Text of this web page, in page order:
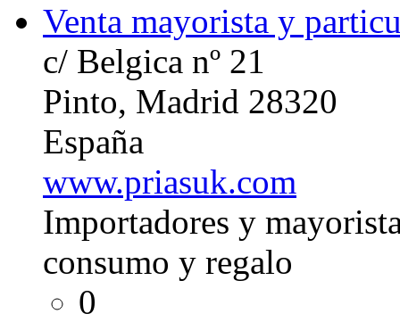
Venta mayorista y
c/ Belgica nº 21
Pinto, Madrid 28320
España
www.priasuk.com
Importadores y
consumo y regalo
0